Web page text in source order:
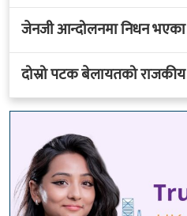
जेनजी आन्दोलनमा निधन भएका
दोस्रो पटक बेलायतको राजकीय